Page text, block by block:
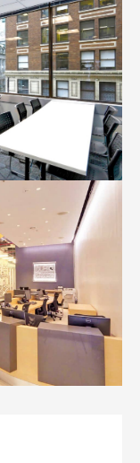
教育學區